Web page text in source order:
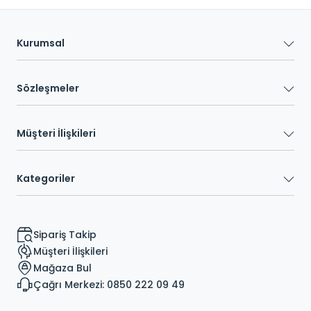
Kurumsal
Sözleşmeler
Müşteri İlişkileri
Kategoriler
Sipariş Takip
Müşteri İlişkileri
Mağaza Bul
Çağrı Merkezi: 0850 222 09 49